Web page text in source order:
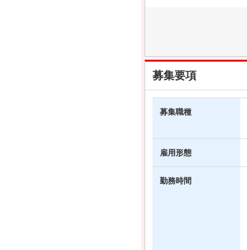
募集要項
募集職種
雇用形態
勤務時間